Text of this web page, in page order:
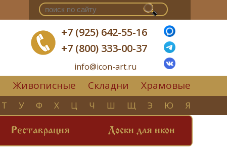
+7 (925) 642-55-16
+7 (800) 333-00-37
info@icon-art.ru
Живописные Складни Храмовые
Т У Ф Х Ц Ч Ш Щ Э Ю Я
Реставрация Доски для икон